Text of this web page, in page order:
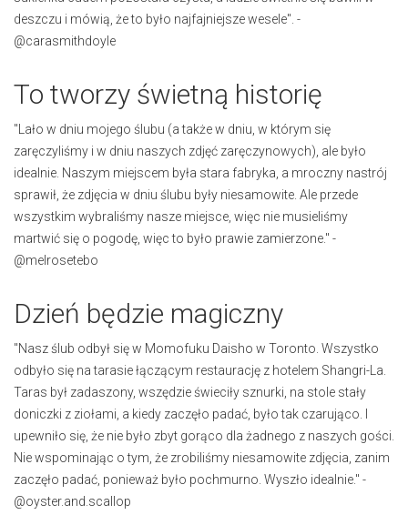
deszczu i mówią, że to było najfajniejsze wesele". -
@carasmithdoyle
To tworzy świetną historię
"Lało w dniu mojego ślubu (a także w dniu, w którym się
zaręczyliśmy i w dniu naszych zdjęć zaręczynowych), ale było
idealnie. Naszym miejscem była stara fabryka, a mroczny nastrój
sprawił, że zdjęcia w dniu ślubu były niesamowite. Ale przede
wszystkim wybraliśmy nasze miejsce, więc nie musieliśmy
martwić się o pogodę, więc to było prawie zamierzone." -
@melrosetebo
Dzień będzie magiczny
"Nasz ślub odbył się w Momofuku Daisho w Toronto. Wszystko
odbyło się na tarasie łączącym restaurację z hotelem Shangri-La.
Taras był zadaszony, wszędzie świeciły sznurki, na stole stały
doniczki z ziołami, a kiedy zaczęło padać, było tak czarująco. I
upewniło się, że nie było zbyt gorąco dla żadnego z naszych gości.
Nie wspominając o tym, że zrobiliśmy niesamowite zdjęcia, zanim
zaczęło padać, ponieważ było pochmurno. Wyszło idealnie." -
@oyster.and.scallop